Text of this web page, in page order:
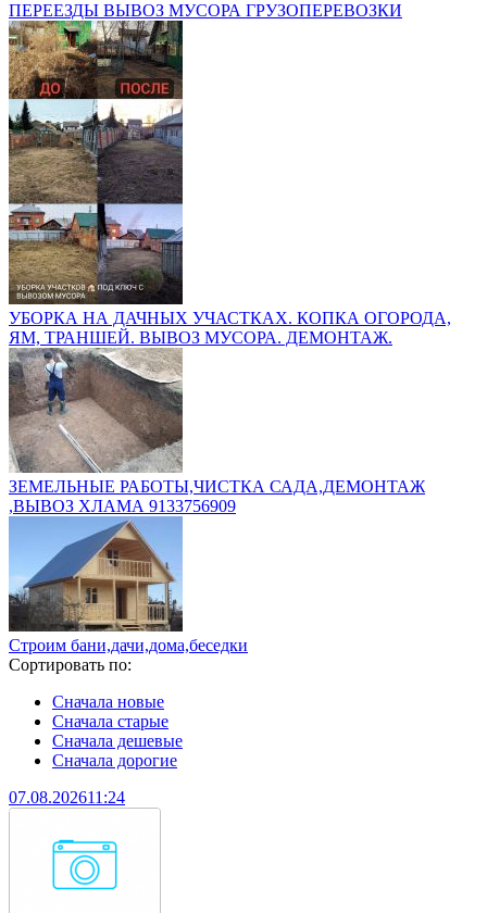
ПЕРЕЕЗДЫ ВЫВОЗ МУСОРА ГРУЗОПЕРЕВОЗКИ
УБОРКА НА ДАЧНЫХ УЧАСТКАХ. КОПКА ОГОРОДА,
ЯМ, ТРАНШЕЙ. ВЫВОЗ МУСОРА. ДЕМОНТАЖ.
ЗЕМЕЛЬНЫЕ РАБОТЫ,ЧИСТКА САДА,ДЕМОНТАЖ
,ВЫВОЗ ХЛАМА 9133756909
Строим бани,дачи,дома,беседки
Сортировать по:
Сначала новые
Сначала старые
Сначала дешевые
Сначала дорогие
07.08.202611:24